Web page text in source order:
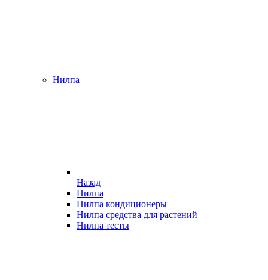
Нилпа
Назад
Нилпа
Нилпа кондиционеры
Нилпа средства для растений
Нилпа тесты